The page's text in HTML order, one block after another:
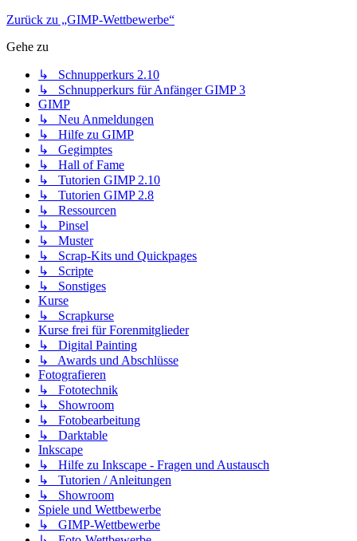
Zurück zu „GIMP-Wettbewerbe“
Gehe zu
↳ Schnupperkurs 2.10
↳ Schnupperkurs für Anfänger GIMP 3
GIMP
↳ Neu Anmeldungen
↳ Hilfe zu GIMP
↳ Gegimptes
↳ Hall of Fame
↳ Tutorien GIMP 2.10
↳ Tutorien GIMP 2.8
↳ Ressourcen
↳ Pinsel
↳ Muster
↳ Scrap-Kits und Quickpages
↳ Scripte
↳ Sonstiges
Kurse
↳ Scrapkurse
Kurse frei für Forenmitglieder
↳ Digital Painting
↳ Awards und Abschlüsse
Fotografieren
↳ Fototechnik
↳ Showroom
↳ Fotobearbeitung
↳ Darktable
Inkscape
↳ Hilfe zu Inkscape - Fragen und Austausch
↳ Tutorien / Anleitungen
↳ Showroom
Spiele und Wettbewerbe
↳ GIMP-Wettbewerbe